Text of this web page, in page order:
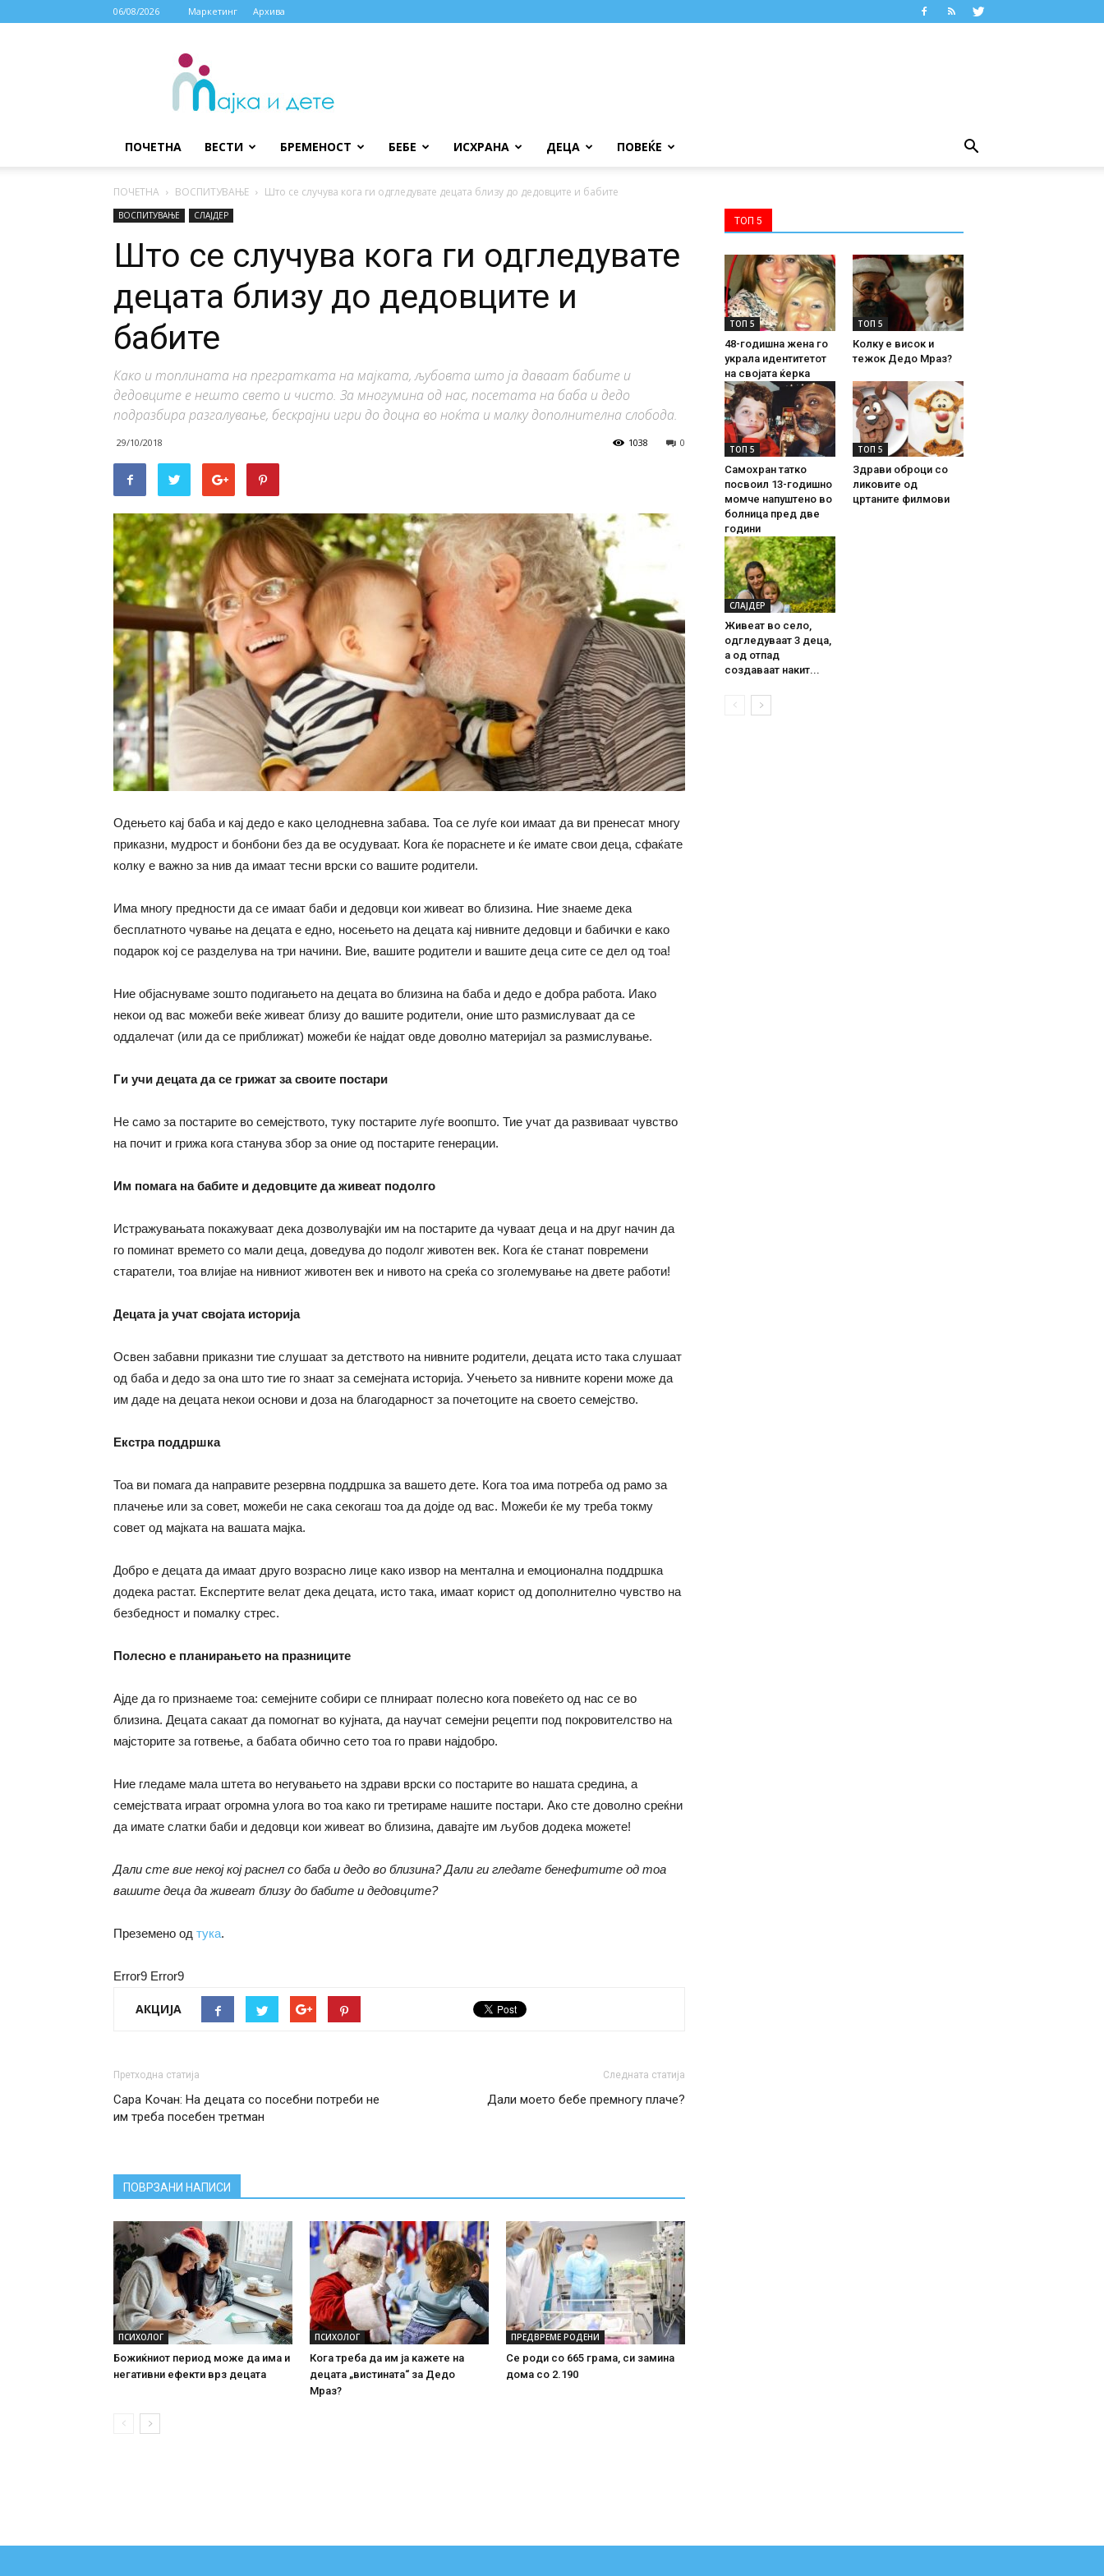
06/08/2026 Маркетинг Архива
МАЈКА
ДЕТЕ
ПОЧЕТНА ВЕСТИ БРЕМЕНОСТ БЕБЕ ИСХРАНА ДЕЦА ПОВЕЌЕ
ПОЧЕТНА ВОСПИТУВАЊЕ Што се случува кога ги одгледувате децата близу до дедовците и бабите
ВОСПИТУВАЊЕ СЛАЈДЕР
Што се случува кога ги одгледувате
децата близу до дедовците и
бабите
Како и топлината на прегратката на мајката, љубовта што ја даваат бабите и
дедовците е нешто свето и чисто. За многумина од нас, посетата на баба и дедо
подразбира разгалување, бескрајни игри до доцна во ноќта и малку дополнителна слобода.
29/10/2018 0
1038
Одењето кај баба и кај дедо е како целодневна забава. Тоа се луѓе кои имаат да ви пренесат многу
приказни, мудрост и бонбони без да ве осудуваат. Кога ќе пораснете и ќе имате свои деца, сфаќате
колку е важно за нив да имаат тесни врски со вашите родители.
Има многу предности да се имаат баби и дедовци кои живеат во близина. Ние знаеме дека
бесплатното чување на децата е едно, носењето на децата кај нивните дедовци и бабички е како
подарок кој се разделува на три начини. Вие, вашите родители и вашите деца сите се дел од тоа!
Ние објаснуваме зошто подигањето на децата во близина на баба и дедо е добра работа. Иако
некои од вас можеби веќе живеат близу до вашите родители, оние што размислуваат да се
оддалечат (или да се приближат) можеби ќе најдат овде доволно материјал за размислување.
Ги учи децата да се грижат за своите постари
Не само за постарите во семејството, туку постарите луѓе воопшто. Тие учат да развиваат чувство
на почит и грижа кога станува збор за оние од постарите генерации.
Им помага на бабите и дедовците да живеат подолго
Истражувањата покажуваат дека дозволувајќи им на постарите да чуваат деца и на друг начин да
го поминат времето со мали деца, доведува до подолг животен век. Кога ќе станат повремени
старатели, тоа влијае на нивниот животен век и нивото на среќа со зголемување на двете работи!
Децата ја учат својата историја
Освен забавни приказни тие слушаат за детството на нивните родители, децата исто така слушаат
од баба и дедо за она што тие го знаат за семејната историја. Учењето за нивните корени може да
им даде на децата некои основи и доза на благодарност за почетоците на своето семејство.
Екстра поддршка
Тоа ви помага да направите резервна поддршка за вашето дете. Кога тоа има потреба од рамо за
плачење или за совет, можеби не сака секогаш тоа да дојде од вас. Можеби ќе му треба токму
совет од мајката на вашата мајка.
Добро е децата да имаат друго возрасно лице како извор на ментална и емоционална поддршка
додека растат. Експертите велат дека децата, исто така, имаат корист од дополнително чувство на
безбедност и помалку стрес.
Полесно е планирањето на празниците
Ајде да го признаеме тоа: семејните собири се плнираат полесно кога повеќето од нас се во
близина. Децата сакаат да помогнат во кујната, да научат семејни рецепти под покровителство на
мајсторите за готвење, а бабата обично сето тоа го прави најдобро.
Ние гледаме мала штета во негувањето на здрави врски со постарите во нашата средина, а
семејствата играат огромна улога во тоа како ги третираме нашите постари. Ако сте доволно среќни
да имате слатки баби и дедовци кои живеат во близина, давајте им љубов додека можете!
Дали сте вие некој кој раснел со баба и дедо во близина? Дали ги гледате бенефитите од тоа
вашите деца да живеат близу до бабите и дедовците?
Преземено од тука.
Error9 Error9
АКЦИЈА
Претходна статија
Сара Кочан: На децата со посебни потреби не
им треба посебен третман
Следната статија
Дали моето бебе премногу плаче?
ПОВРЗАНИ НАПИСИ
ПСИХОЛОГ
Божиќниот период може да има и
негативни ефекти врз децата
ПСИХОЛОГ
Кога треба да им ја кажете на
децата „вистината“ за Дедо
Мраз?
ПРЕДВРЕМЕ РОДЕНИ
Се роди со 665 грама, си замина
дома со 2.190
ТОП 5
ТОП 5
48-годишна жена го
украла идентитетот
на својата ќерка
ТОП 5
Колку е висок и
тежок Дедо Мраз?
ТОП 5
Самохран татко
посвоил 13-годишно
момче напуштено во
болница пред две
години
ТОП 5
Здрави оброци со
ликовите од
цртаните филмови
СЛАЈДЕР
Живеат во село,
одгледуваат 3 деца,
а од отпад
создаваат накит...